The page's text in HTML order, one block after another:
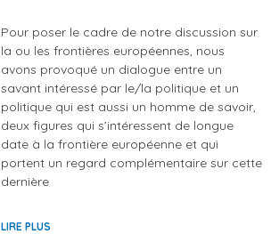
Pour poser le cadre de notre discussion sur
la ou les frontières européennes, nous
avons provoqué un dialogue entre un
savant intéressé par le/la politique et un
politique qui est aussi un homme de savoir,
deux figures qui s’intéressent de longue
date à la frontière européenne et qui
portent un regard complémentaire sur cette
dernière
LIRE PLUS